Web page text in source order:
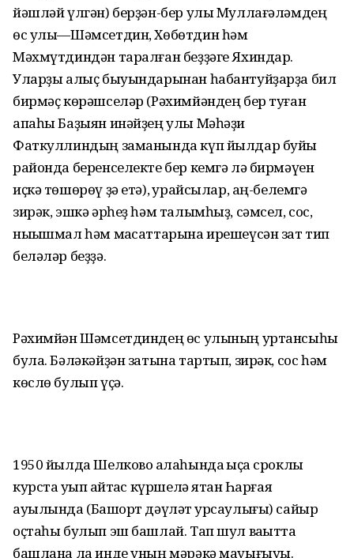
йәшләй үлгән) берҙән-бер улы Муллағәләмдең
өс улы—Шәмсетдин, Хөбөтдин һәм
Мәхмүтдиндән таралған беҙҙәге Яхиндар.
Уларҙы алыҫ быуындарынан һабантуйҙарҙа бил
бирмәҫ көрәшселәр (Рәхимйәндең бер туған
апаһы Баҙыян инәйҙең улы Мәһәҙи
Фаткуллиндың заманында күп йылдар буйы
районда беренселекте бер кемгә лә бирмәүен
иҫкә төшөрөү ҙә етә), ҡурайсылар, аң-белемгә
зирәк, эшкә әрһеҙ һәм талымһыҙ, сәмсел, сос,
ныҡышмал һәм маҡсаттарына ирешеүсән зат тип
беләләр беҙҙә.
Рәхимйән Шәмсетдиндең өс улының уртансыһы
була. Бәләкәйҙән затына тартып, зирәк, сос һәм
көслө булып үҫә.
1950 йылда Шелково ҡалаһында ҡыҫҡа сроклы
курста уҡып ҡайтҡас күршелә ятҡан Һарғая
ауылында (Башҡорт дәүләт ҡурсаулығы) сайыр
оҫтаһы булып эш башлай. Тап шул ваҡытта
башлана ла инде уның мәрәкә мауығыуы.